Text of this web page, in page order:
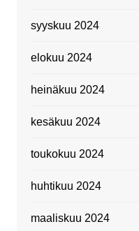
syyskuu 2024
elokuu 2024
heinäkuu 2024
kesäkuu 2024
toukokuu 2024
huhtikuu 2024
maaliskuu 2024